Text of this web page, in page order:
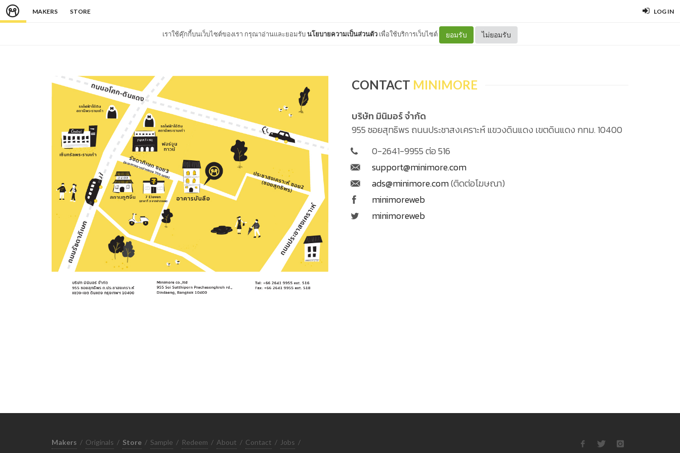
MAKERS STORE LOG IN
เราใช้คุ๊กกี้บนเว็บไซต์ของเรา กรุณาอ่านและยอมรับนโยบายความเป็นส่วนตัว เพื่อใช้บริการเว็บไซต์ ยอมรับ ไม่ยอมรับ
CONTACT MINIMORE
บริษัท มินิมอร์ จำกัด
955 ซอยสุทธิพร ถนนประชาสงเคราะห์ แขวงดินแดง เขตดินแดง กทม. 10400
0-2641-9955 ต่อ 516
support@minimore.com
ads@minimore.com(ติดต่อโฆษณา)
minimoreweb
minimoreweb
Makers / Originals / Store / Sample / Redeem / About / Contact / Jobs /